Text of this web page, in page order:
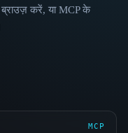
करें, या MCP के
MCP